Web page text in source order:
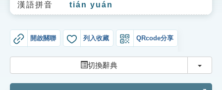
生字詞彙表
成語故事
索引選單
漢語拼音 tián yuán
開啟關聯 列入收藏 QRcode分享
切換辭典 切換